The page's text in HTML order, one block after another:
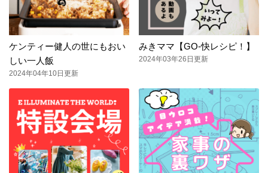
ケンティー健人の世にもおい
しい一人飯
2024年04年10日更新
みきママ【GO-快レシピ！】
2024年03年26日更新